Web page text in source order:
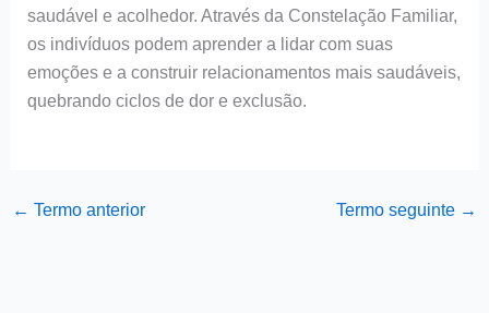
saudável e acolhedor. Através da Constelação Familiar,
os indivíduos podem aprender a lidar com suas
emoções e a construir relacionamentos mais saudáveis,
quebrando ciclos de dor e exclusão.
← Termo anterior Termo seguinte →